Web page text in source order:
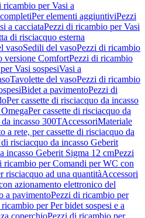
ricambio per Vasi a
Per elementi aggiuntiviPezzi
a cacciataPezzi di ricambio per Vasi
di risciacquo esterna
vasoSedili del vasoPezzi di ricambio
versione ComfortPezzi di ricambio
Vasi sospesiVasi a
Tavolette del vasoPezzi di ricambio
Bidet a pavimentoPezzi di
Per cassette di risciacquo da incasso
Per cassette di risciacquo da
incasso 300TAccessoriMateriale
a rete, per cassette di risciacquo da
risciacquo da incasso Geberit
incasso Geberit Sigma 12 cmPezzi
ricambio per Comandi per WC con
risciacquo ad una quantitàAccessori
azionamento elettronico del
a pavimentoPezzi di ricambio per
per Per bidet sospesi e a
coperchioPezzi di ricambio per